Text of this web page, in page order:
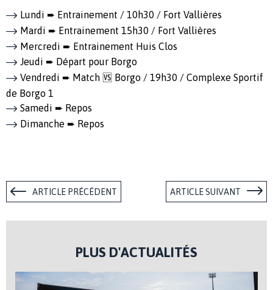
Lundi ➨ Entrainement / 10h30 / Fort Vallières
Mardi ➨ Entrainement 15h30 / Fort Vallières
Mercredi ➨ Entrainement Huis Clos
Jeudi ➨ Départ pour Borgo
Vendredi ➨ Match 🆚 Borgo / 19h30 / Complexe Sportif
de Borgo 1
Samedi ➨ Repos
Dimanche ➨ Repos
ARTICLE PRÉCÉDENT ARTICLE SUIVANT
PLUS D'ACTUALITÉS